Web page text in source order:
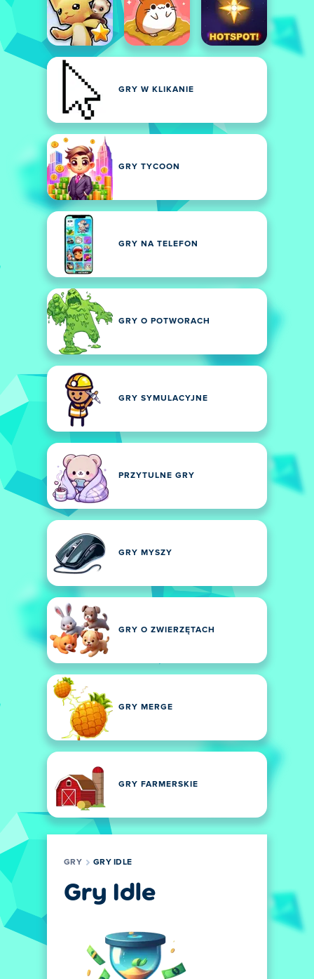
GRY W KLIKANIE
GRY TYCOON
GRY NA TELEFON
GRY O POTWORACH
GRY SYMULACYJNE
PRZYTULNE GRY
GRY MYSZY
GRY O ZWIERZĘTACH
GRY MERGE
GRY FARMERSKIE
GRY GRY IDLE
Gry Idle